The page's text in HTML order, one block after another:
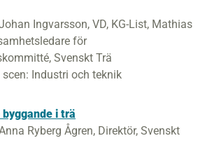
Ingvarsson, VD, KG-List, Mathias
för
Svenskt Trä
scen: Industri och teknik
i trä
Ryberg Ågren, Direktör, Svenskt